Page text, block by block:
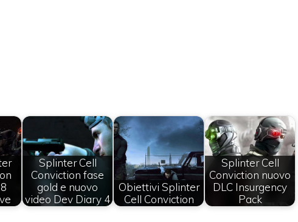
Splinter Cell
Conviction fase
gold e nuovo
video Dev Diary 4
Obiettivi Splinter
Cell Conviction
Splinter Cell
Conviction nuovo
DLC Insurgency
Pack